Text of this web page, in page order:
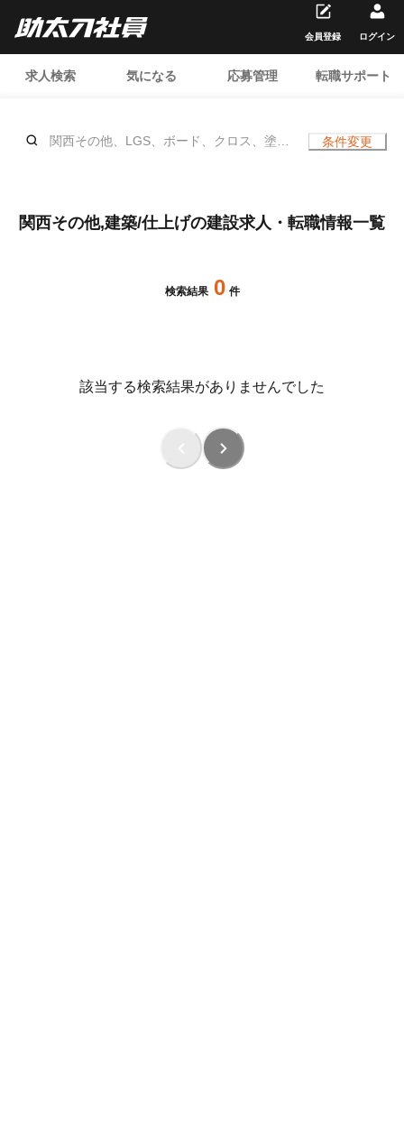
求人検索 気になる 応募管理 転職サポート
会員登録 ログイン
関西その他、LGS、ボード、クロス、塗
ィング、サッシ、防災(避難器具)、サイ
ン、大工(展示会)、表具(展示会)、アスベ
ル、ELV・エスカレーター、、年齢不問
条件変更
関西その他,建築/仕上げの建設求人・転職情報一覧
検索結果 0 件
該当する検索結果がありませんでした